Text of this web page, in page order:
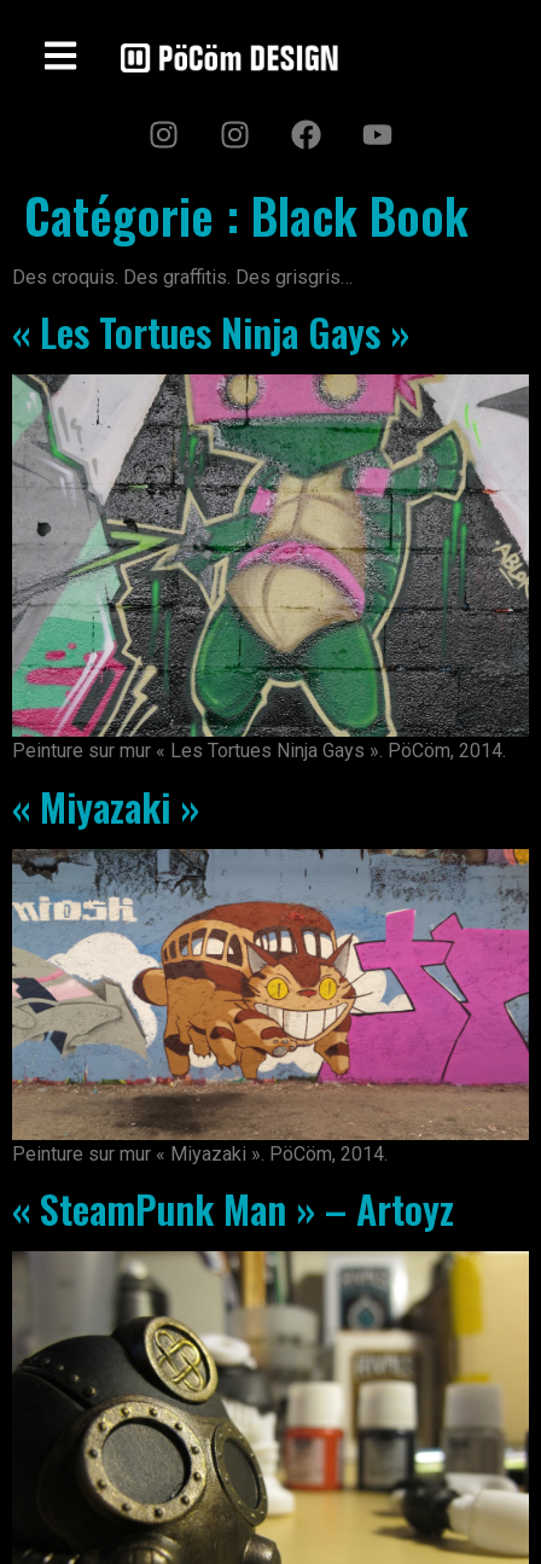
Catégorie : Black Book
Des croquis. Des graffitis. Des grisgris…
« Les Tortues Ninja Gays »
Peinture sur mur « Les Tortues Ninja Gays ». PöCöm, 2014.
« Miyazaki »
Peinture sur mur « Miyazaki ». PöCöm, 2014.
« SteamPunk Man » – Artoyz